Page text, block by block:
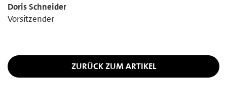
Doris Schneider
Vorsitzender
ZURÜCK ZUM ARTIKEL